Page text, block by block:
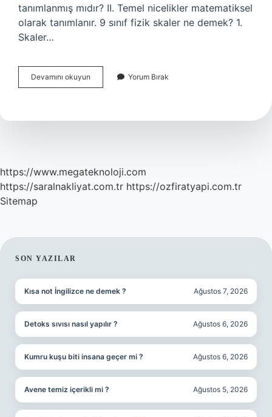
tanımlanmış mıdır? II. Temel nicelikler matematiksel
olarak tanımlanır. 9 sınıf fizik skaler ne demek? 1.
Skaler…
Devamını okuyun Türetilmiş
Büyüklükler
Yorum Bırak
https://www.megateknoloji.com
https://saralnakliyat.com.tr https://ozfiratyapi.com.tr
Sitemap
SIDEBAR
SON YAZILAR
Kısa not İngilizce ne demek ? Ağustos 7, 2026
Detoks sıvısı nasıl yapılır ? Ağustos 6, 2026
Kumru kuşu biti insana geçer mi ? Ağustos 6, 2026
Avene temiz içerikli mi ? Ağustos 5, 2026